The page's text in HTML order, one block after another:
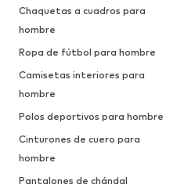
Chaquetas a cuadros para
hombre
Ropa de fútbol para hombre
Camisetas interiores para
hombre
Polos deportivos para hombre
Cinturones de cuero para
hombre
Pantalones de chándal